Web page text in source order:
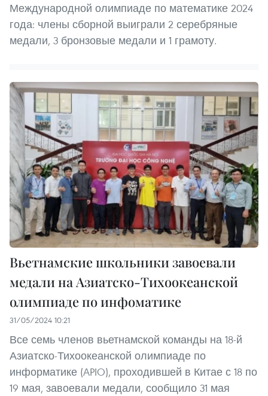
Международной олимпиаде по математике 2024
года: члены сборной выиграли 2 серебряные
медали, 3 бронзовые медали и 1 грамоту.
Вьетнамские школьники завоевали
медали на Азиатско-Тихоокеанской
олимпиаде по инфоматике
31/05/2024 10:21
Все семь членов вьетнамской команды на 18-й
Азиатско-Тихоокеанской олимпиаде по
информатике (APIO), проходившей в Китае с 18 по
19 мая, завоевали медали, сообщило 31 мая